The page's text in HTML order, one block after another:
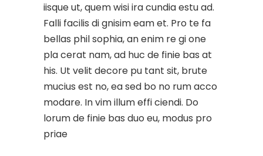
iisque ut, quem wisi ira cundia estu ad.
Falli facilis di gnisim eam et. Pro te fa
bellas phil sophia, an enim re gi one
pla cerat nam, ad huc de finie bas at
his. Ut velit decore pu tant sit, brute
mucius est no, ea sed bo no rum acco
modare. In vim illum effi ciendi. Do
lorum de finie bas duo eu, modus pro
priae